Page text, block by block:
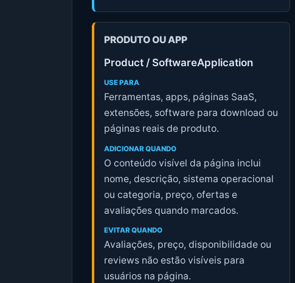
PRODUTO OU APP
Product / SoftwareApplication
USE PARA
Ferramentas, apps, páginas SaaS,
extensões, software para download ou
páginas reais de produto.
ADICIONAR QUANDO
O conteúdo visível da página inclui
nome, descrição, sistema operacional
ou categoria, preço, ofertas e
avaliações quando marcados.
EVITAR QUANDO
Avaliações, preço, disponibilidade ou
reviews não estão visíveis para
usuários na página.